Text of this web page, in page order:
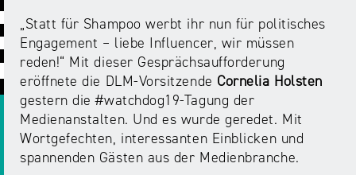
Medienaufsicht
Intermediäre
Europa
in
der
Growth
Day
Laut-
und-
Klar-
Festival
ABC
#äsch-
Tecks
Juuuport
Forschung
Förderungen
und
Ausschreibungen
Datenschutzaufsicht
Regulierung
Rechtsgrundlagen
Bereich
„Statt für Shampoo werbt ihr nun für politisches
Engagement – liebe Influencer, wir müssen
reden!“ Mit dieser Gesprächsaufforderung
eröffnete die DLM-Vorsitzende Cornelia Holsten
gestern die #watchdog19-Tagung der
Medienanstalten. Und es wurde geredet. Mit
Wortgefechten, interessanten Einblicken und
spannenden Gästen aus der Medienbranche.